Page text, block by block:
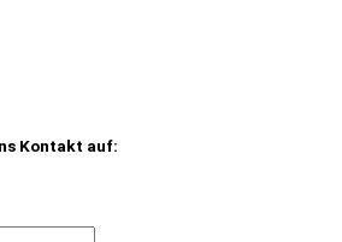
Kontakt auf: